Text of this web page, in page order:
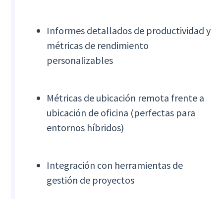
Informes detallados de productividad y
métricas de rendimiento
personalizables
Métricas de ubicación remota frente a
ubicación de oficina (perfectas para
entornos híbridos)
Integración con herramientas de
gestión de proyectos